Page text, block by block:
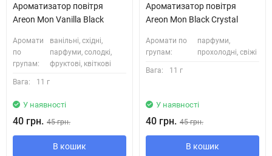
Ароматизатор повітря
Areon Mon Vanilla Black
Аромати
по
групам:
ванільні, східні,
парфуми, солодкі,
фруктові, квіткові
Вага: 11 г
У наявності
40 грн. 45 грн.
В кошик
Ароматизатор повітря
Areon Mon Black Crystal
Аромати по
групам:
парфуми,
прохолодні, свіжі
Вага: 11 г
У наявності
40 грн. 45 грн.
В кошик